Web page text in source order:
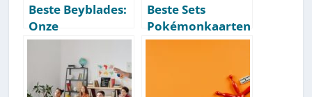
Beste Beyblades:
Onze
Aanbevelingen
[Getest] [2026]
Beste Sets
Pokémonkaarten
Om Te Kopen:
Aanbevelingen
[Getest] [2026]